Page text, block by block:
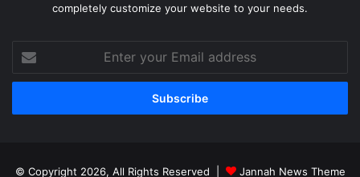
completely customize your website to your needs.
your
Email
© Copyright 2026, All Rights Reserved | Jannah News Theme